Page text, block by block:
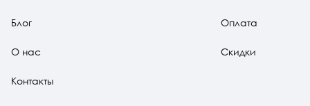
Блог
О нас
Контакты
Оплата
Скидки